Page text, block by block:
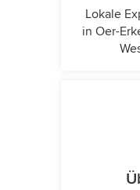
Lokale
in Oer-